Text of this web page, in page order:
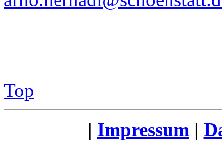
Top
| Impressum|